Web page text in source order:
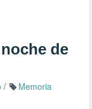
de
/
Memoria